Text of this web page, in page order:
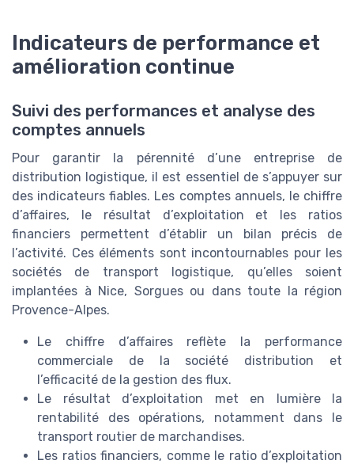
Indicateurs de performance et
amélioration continue
Suivi des performances et analyse des
comptes annuels
Pour garantir la pérennité d’une entreprise de
distribution logistique, il est essentiel de s’appuyer sur
des indicateurs fiables. Les comptes annuels, le chiffre
d’affaires, le résultat d’exploitation et les ratios
financiers permettent d’établir un bilan précis de
l’activité. Ces éléments sont incontournables pour les
sociétés de transport logistique, qu’elles soient
implantées à Nice, Sorgues ou dans toute la région
Provence-Alpes.
Le chiffre d’affaires reflète la performance
commerciale de la société distribution et
l’efficacité de la gestion des flux.
Le résultat d’exploitation met en lumière la
rentabilité des opérations, notamment dans le
transport routier de marchandises.
Les ratios financiers, comme le ratio d’exploitation